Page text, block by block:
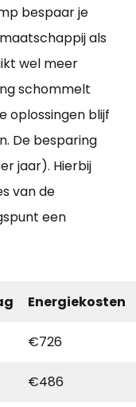
bespaar je
als
wel meer
schommelt
oplossingen blijf
De besparing
jaar). Hierbij
van de
een
Energiekosten
€726
€486